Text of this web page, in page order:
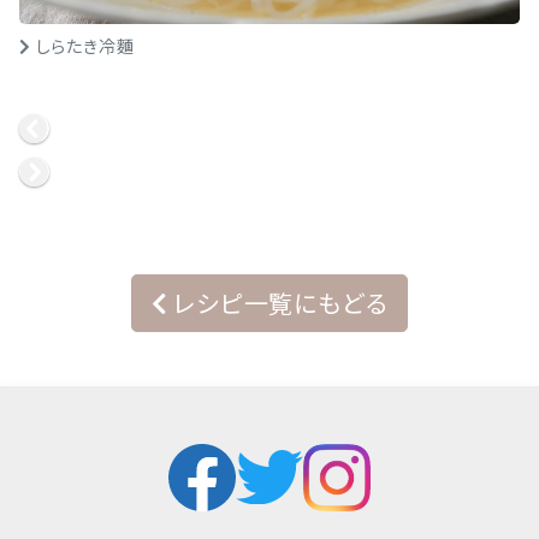
しらたき冷麵
レシピ一覧にもどる